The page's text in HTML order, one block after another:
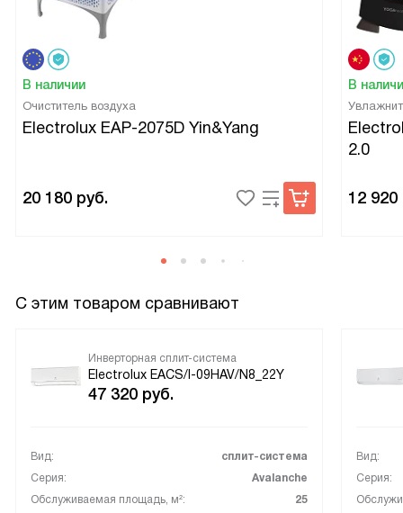
В наличии
Очиститель воздуха
Electrolux EAP-2075D Yin&Yang
20 180 руб.
В
2.0
12 920
С этим товаром сравнивают
Инверторная сплит-система
Electrolux EACS/I-09HAV/N8_22Y
47 320 руб.
Вид:
сплит-система
Серия:
Avalanche
Обслуживаемая площадь, м²:
25
Вид:
Серия: